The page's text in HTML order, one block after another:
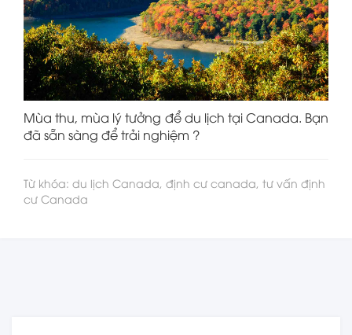
Mùa thu, mùa lý tưởng để du lịch tại Canada. Bạn
đã sẵn sàng để trải nghiệm ?
Từ khóa: du lịch Canada, định cư canada, tư vấn định
cư Canada